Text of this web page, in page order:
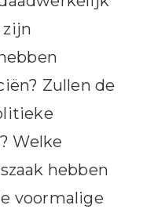
Zullen de
Welke
hebben
voormalige